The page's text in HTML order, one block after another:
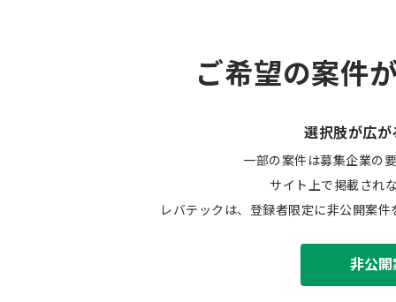
ご希望の案件
選択肢が広が
一部の案件は募集企業の
サイト上で掲載され
レバテックは、登録者限定に非公開案
非公